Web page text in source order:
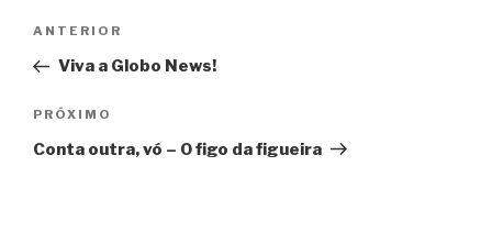
Post
Anterior
ANTERIOR
Viva a Globo News!
Próximo
PRÓXIMO
Conta outra, vó – O figo da figueira